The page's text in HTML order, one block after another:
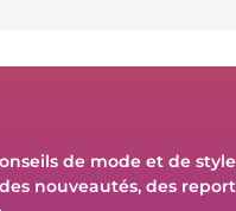
de mode et de
nouveautés, des